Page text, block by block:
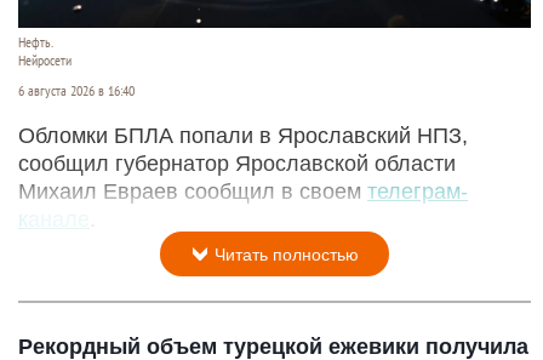
Нефть.
Нейросети
6 августа 2026 в 16:40
Обломки БПЛА попали в Ярославский НПЗ,
сообщил губернатор Ярославской области
Михаил Евраев сообщил в своем телеграм-
канале
Читать полностью
Рекордный объем турецкой ежевики получила